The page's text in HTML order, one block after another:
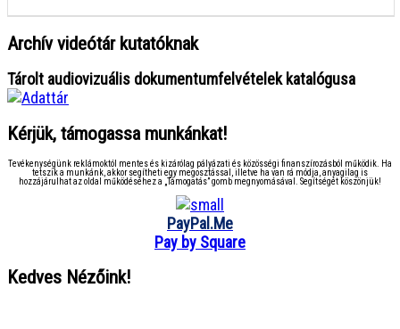
Archív videótár kutatóknak
Tárolt audiovizuális dokumentumfelvételek katalógusa
Kérjük, támogassa munkánkat!
Tevékenységünk reklámoktól mentes és kizárólag pályázati és közösségi finanszírozásból működik. Ha
tetszik a munkánk, akkor segítheti egy megosztással, illetve ha van rá módja, anyagilag is
hozzájárulhat az oldal működéséhez a „Támogatás” gomb megnyomásával. Segítségét köszönjük!
PayPal.Me
Pay by Square
Kedves Nézőink!